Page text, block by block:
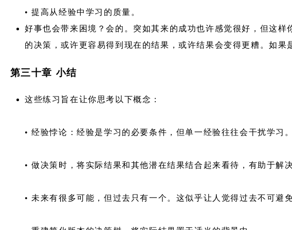
• 提高从经验中学习的质量。
好事也会带来困境？会的。突如其来的成功也许感觉很好，但这
的决策，或许更容易得到现在的结果，或许结果会变得更糟。如果
第三十章 小结
这些练习旨在让你思考以下概念：
• 经验悖论：经验是学习的必要条件，但单一经验往往会干扰学习
• 做决策时，将实际结果和其他潜在结果结合起来看待，有助于解
• 未来有很多可能，但过去只有一个。这似乎让人觉得过去不可避免